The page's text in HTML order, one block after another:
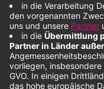
Wir sind aktuell bei
Alle Infos zu unseren
radiomixtape.de/
Anzeige